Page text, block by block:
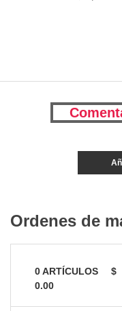
Ordenes de
0ARTÍCULOS
$
0.00